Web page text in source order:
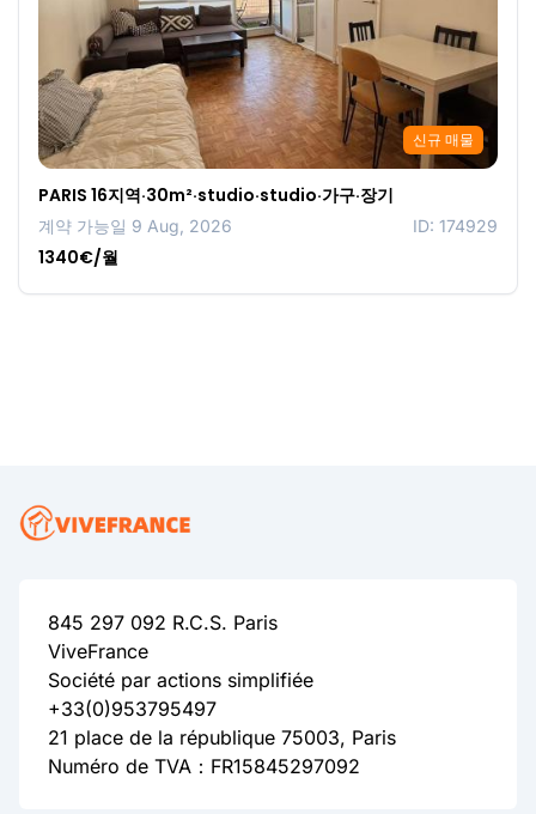
신규 매물
PARIS 16지역·30m²·studio·studio·가구·장기
계약 가능일 9 Aug, 2026 ID: 174929
1340€/월
845 297 092 R.C.S. Paris
ViveFrance
Société par actions simplifiée
+33(0)953795497
21 place de la république 75003, Paris
Numéro de TVA：FR15845297092